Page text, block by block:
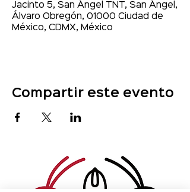
Jacinto 5, San Ángel TNT, San Ángel,
Álvaro Obregón, 01000 Ciudad de
México, CDMX, México
Compartir este evento